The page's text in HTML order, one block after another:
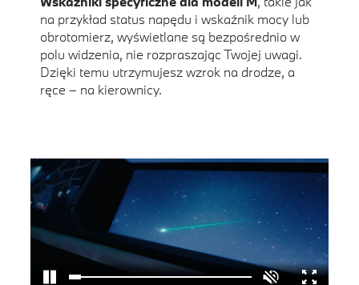
na przykład status napędu i wskaźnik mocy lub
obrotomierz, wyświetlane są bezpośrednio w
polu widzenia, nie rozpraszając Twojej uwagi.
Dzięki temu utrzymujesz wzrok na drodze, a
ręce – na kierownicy.